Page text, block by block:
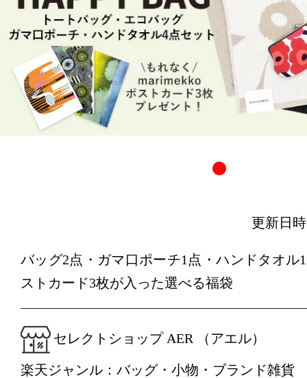
更新日
バッグ2点・ガマ口ポーチ1点・ハンドタオル
ストカード3枚が入った選べる福袋
セレクトショップ AER （アエル）
楽天ジャンル：バッグ・小物・ブランド雑貨